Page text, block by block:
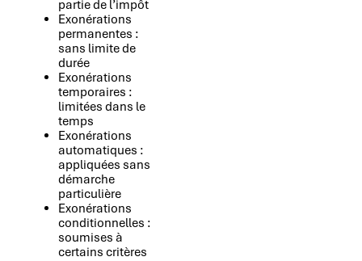
partie de l’impôt
Exonérations
permanentes :
sans limite de
durée
Exonérations
temporaires :
limitées dans le
temps
Exonérations
automatiques :
appliquées sans
démarche
particulière
Exonérations
conditionnelles :
soumises à
certains critères